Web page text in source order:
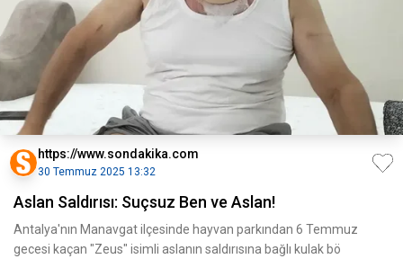
https://www.sondakika.com
30 Temmuz 2025 13:32
Aslan Saldırısı: Suçsuz Ben ve Aslan!
Antalya'nın Manavgat ilçesinde hayvan parkından 6 Temmuz
gecesi kaçan "Zeus" isimli aslanın saldırısına bağlı kulak bö